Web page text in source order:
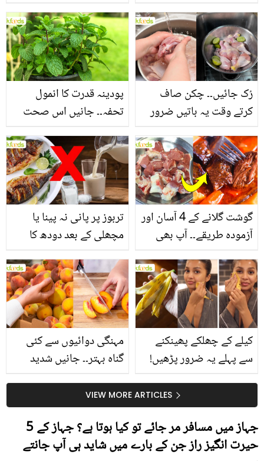
منرلز اور اینٹی آکسیڈنٹس
سے بھرپور اس سبزی کے
فائدے
بنانے کے چند قدرتی طریقے
پودینہ قدرت کا انمول
تحفہ۔۔ جانیں اس صحت
انگیز طبی فوائد
رُک جائیں۔۔ چکن صاف
کرتے وقت یہ باتیں ضرور
تربوز پر پانی نہ پینا یا
مچھلی کے بعد دودھ کا
سے متعلق غلط فہمیوں کی
حقیقت کیا ہے اور افواہ
کیا؟
گوشت گلانے کے 4 آسان اور
آزمودہ طریقے۔۔ آپ بھی
بتائے راز
مہنگی دوائیوں سے کئی
گناہ بہتر۔۔ جانیں شدید
کیوں کھانا چاہیے؟
کیلے کے چھلکے پھینکنے
سے پہلے یہ ضرور پڑھیں!
سستا اور قدرتی حلVIEW MORE ARTICLES
جہاز میں مسافر مر جائے تو کیا ہوتا ہے؟ جہاز کے 5
حیرت انگیز راز جن کے بارے میں شاید ہی آپ جانتے